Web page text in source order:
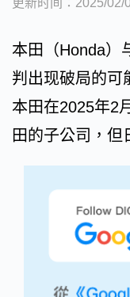
更新时间：2025/02/
本田（Honda）
判出现破局的可
本田在2025年2
田的子公司，但